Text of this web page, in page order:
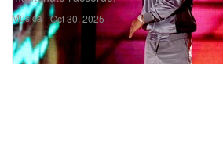
Musica Oct 30, 2025